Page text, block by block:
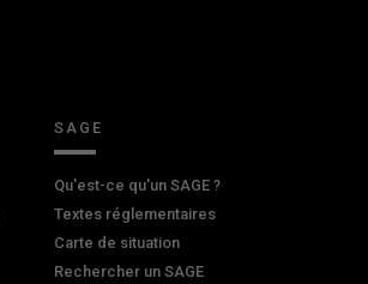
SAGE
Qu'est-ce qu'un SAGE ?
Textes réglementaires
Carte de situation
Rechercher un SAGE